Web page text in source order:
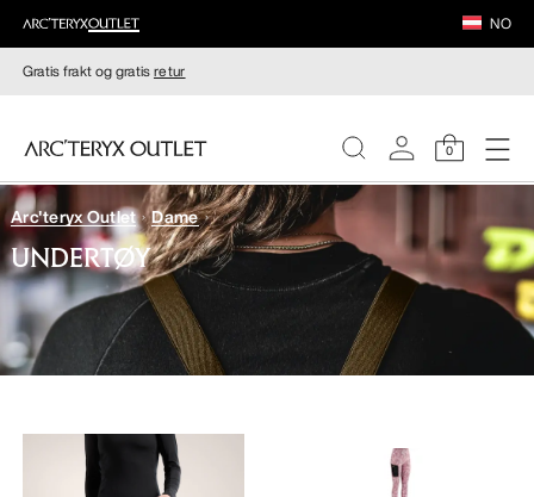
NO
Gratis frakt og gratisretur
0
DAMER
HERRER
Arc'teryx Outlet Dame
UNDERTØY